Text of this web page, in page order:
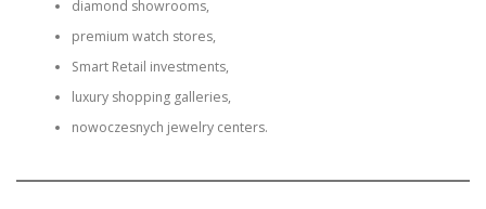
diamond showrooms,
premium watch stores,
Smart Retail investments,
luxury shopping galleries,
nowoczesnych jewelry centers.